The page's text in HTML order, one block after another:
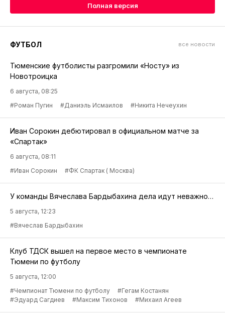
Полная версия
ФУТБОЛ все новости
Тюменские футболисты разгромили «Носту» из
Новотроицка
6 августа, 08:25
#Роман Пугин
#Даниэль Исмаилов #Никита Нечеухин
Иван Сорокин дебютировал в официальном матче за
«Спартак»
6 августа, 08:11
#Иван Сорокин
#ФК Спартак ( Москва)
У команды Вячеслава Бардыбахина дела идут неважно…
5 августа, 12:23
#Вячеслав Бардыбахин
Клуб ТДСК вышел на первое место в чемпионате
Тюмени по футболу
5 августа, 12:00
#Чемпионат Тюмени по футболу
#Гегам Костанян
#Эдуард Сагдиев
#Максим Тихонов #Михаил Агеев